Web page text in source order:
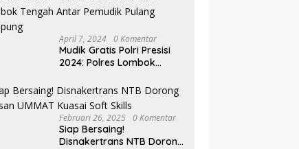
April 7, 2024 0 Komentar
Mudik Gratis Polri Presisi
2024: Polres Lombok
Pulang Kampung
Februari 26, 2025 0 Komentar
Siap Bersaing!
Disnakertrans NTB Dorong